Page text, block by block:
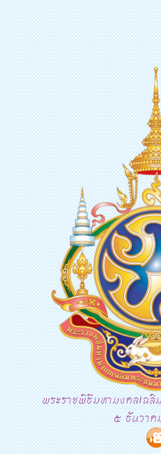
พระราชพิธีมหามงคลเฉ
๕ ธันวา